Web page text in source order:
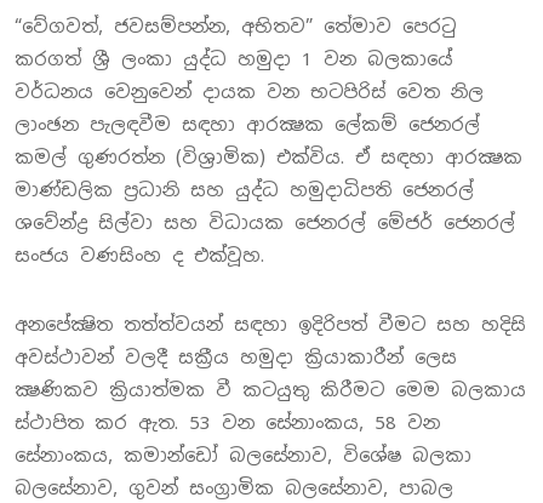
“වේගවත්, ජවසම්පන්න, අභිතව” තේමාව පෙරටු
කරගත් ශ්‍රී ලංකා යුද්ධ හමුදා 1 වන බලකායේ
වර්ධනය වෙනුවෙන් දායක වන භටපිරිස් වෙත නිල
ලාංඡන පැලඳවීම සඳහා ආරක්‍ෂක ලේකම් ජෙනරල්
කමල් ගුණරත්න (විශ්‍රාමික) එක්විය. ඒ සඳහා ආරක්‍ෂක
මාණ්ඩලික ප්‍රධානි සහ යුද්ධ හමුදාධිපති ජෙනරල්
ශවේන්ද්‍ර සිල්වා සහ විධායක ජෙනරල් මේජර් ජෙනරල්
සංජය වණසිංහ ද එක්වූහ.
අනපේක්‍ෂිත තත්ත්වයන් සඳහා ඉදිරිපත් වීමට සහ හදිසි
අවස්ථාවන් වලදී සක්‍රීය හමුදා ක්‍රියාකාරීන් ලෙස
ක්‍ෂණිකව ක්‍රියාත්මක වී කටයුතු කිරීමට මෙම බලකාය
ස්ථාපිත කර ඇත. 53 වන සේනාංකය, 58 වන
සේනාංකය, කමාන්ඩෝ බලසේනාව, විශේෂ බලකා
බලසේනාව, ගුවන් සංග්‍රාමික බලසේනාව, පාබල